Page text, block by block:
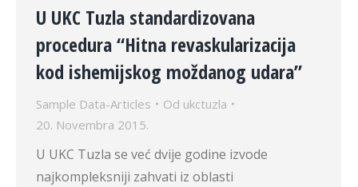
U UKC Tuzla standardizovana
procedura “Hitna revaskularizacija
kod ishemijskog moždanog udara”
Sample Data-Articles Od ukctuzla
20. Novembra 2015.
U UKC Tuzla se već dvije godine izvode
najkompleksniji zahvati iz oblasti